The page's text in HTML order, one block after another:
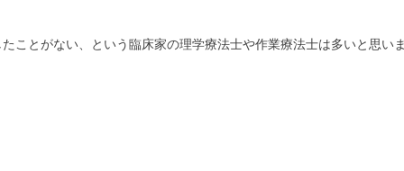
ことがない、という臨床家の理学療法士や作業療法士は多いと思い